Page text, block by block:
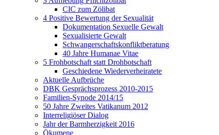
CIC zum Zölibat
4 Positive Bewertung der Sexualität
Dokumentation Sexuelle Gewalt
Sexualisierte Gewalt
Schwangerschaftskonfliktberatung
40 Jahre Humanae Vitae
5 Frohbotschaft statt Drohbotschaft
Geschiedene Wiederverheiratete
Aktuelle Aufbrüche
DBK Gesprächsprozess 2010-2015
Familien-Synode 2014/15
50 Jahre Zweites Vatikanum 2012
Interreligiöser Dialog
Jahr der Barmherzigkeit 2016
Ökumene